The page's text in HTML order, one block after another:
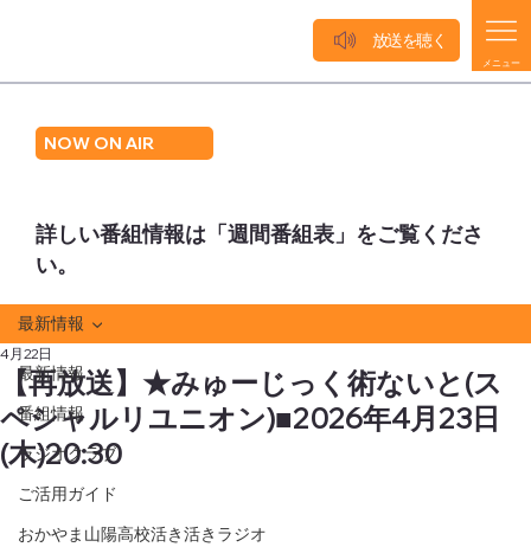
NOW ON AIR
詳しい番組情報は「週間番組表」をご覧くださ
い。
メニュー
放送を聴く
最新情報
番組情報
ラジオクラブ
ご活用ガイド
おかやま山陽高校活き活きラジオ
最新情報
【再放送】★みゅーじっく術ないと(ス
ペシャルリユニオン)■2026年4月23日
(木)20:30
4月22日